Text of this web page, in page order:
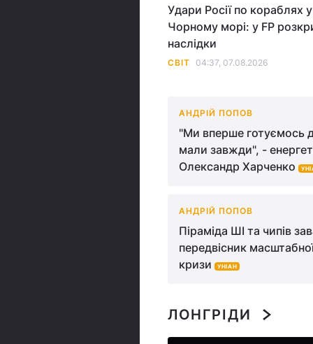
Удари Росії по кораблях у
Чорному морі: у FP
наслідки
СВІТ 04:37, 07.08.2026
АНДРІЙ ПОПОВ
"Ми вперше готуємось
мали завжди", -
Олександр Харченко
АНДРІЙ ПОПОВ
Піраміда ШІ та чипів
передвісник
кризи
УНІАН
ЛОНГРІДИ